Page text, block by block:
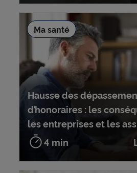
Hausse des
d’honoraires : les
les entreprises et les
4 min
Ma santé